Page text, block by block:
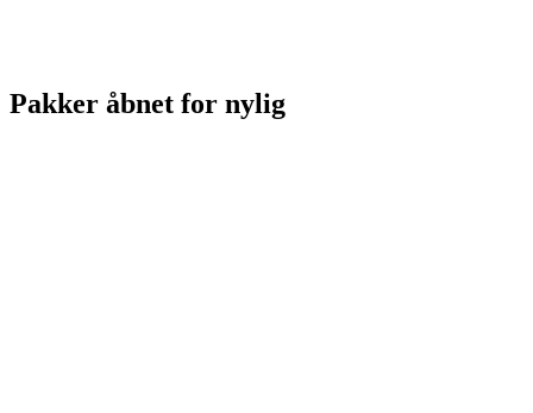
Pakker åbnet for nylig